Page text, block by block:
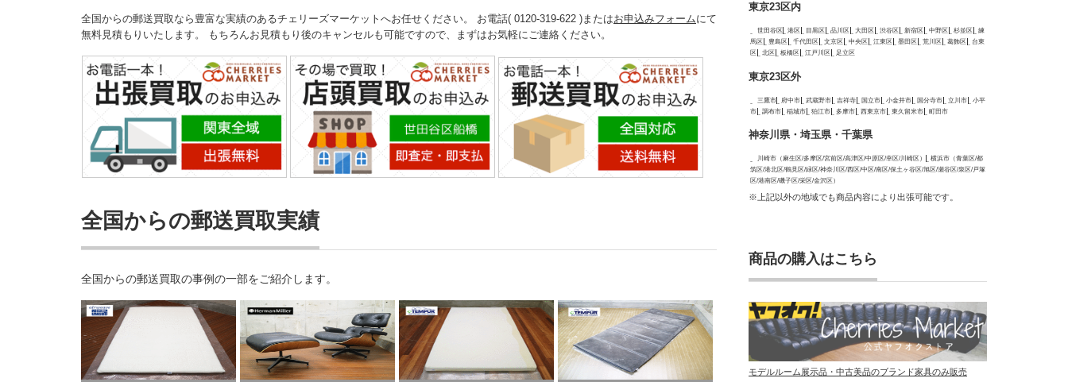
全国からの郵送買取なら豊富な実績のあるチェリーズマーケットへお任せください。 お電話( 0120-319-622 )またはお申込みフォームにて
無料見積もりいたします。 もちろんお見積もり後のキャンセルも可能ですので、まずはお気軽にご連絡ください。
全国からの郵送買取実績
全国からの郵送買取の事例の一部をご紹介します。
東京23区内
世田谷区 港区 目黒区 品川区 大田区 渋谷区 新宿区 中野区 杉並区
練
馬区
豊島区 千代田区 文京区 中央区 江東区 墨田区 荒川区 葛飾区
台東
区
北区 板橋区 江戸川区 足立区
東京23区外
三鷹市 府中市 武蔵野市 吉祥寺 国立市 小金井市 国分寺市 立川市
小平
市
調布市 稲城市 狛江市 多摩市 西東京市 東久留米市 町田市
神奈川県・埼玉県・千葉県
川崎市（麻生区/多摩区/宮前区/高津区/中原区/幸区/川崎区）
横浜市（青葉区/都
筑区/港北区/鶴見区/緑区/神奈川区/西区/中区/南区/保土ヶ谷区/旭区/瀬谷区/泉区/戸塚
区/港南区/磯子区/栄区/金沢区）
※上記以外の地域でも商品内容により出張可能です。
商品の購入はこちら
モデルルーム展示品・中古美品のブランド家具のみ販売